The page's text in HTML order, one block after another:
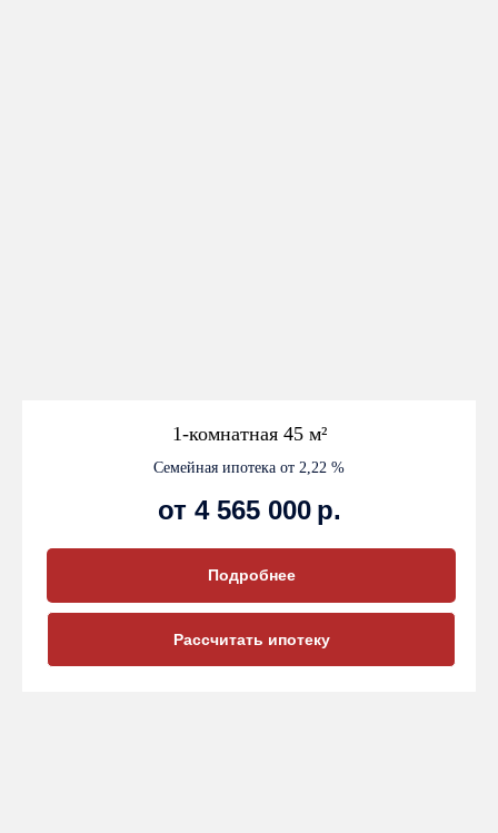
1-комнатная 45 м²
Семейная ипотека от 2,22 %
от 4 565 000 р.
Подробнее
Рассчитать ипотеку